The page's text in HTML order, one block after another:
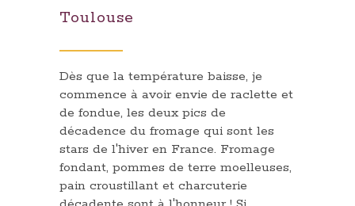
Toulouse
Dès que la température baisse, je
commence à avoir envie de raclette et
de fondue, les deux pics de
décadence du fromage qui sont les
stars de l'hiver en France. Fromage
fondant, pommes de terre moelleuses,
pain croustillant et charcuterie